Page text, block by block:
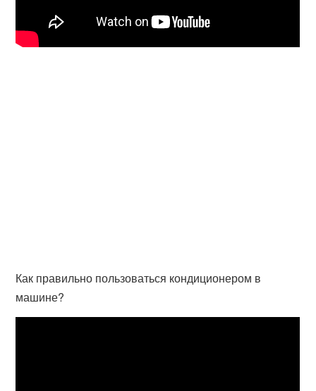
Как правильно пользоваться кондиционером в
машине?